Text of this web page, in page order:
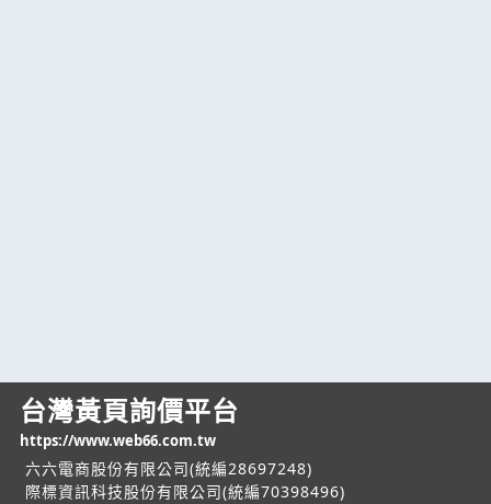
台灣黃頁詢價平台
https://www.web66.com.tw
六六電商股份有限公司(統編28697248)
際標資訊科技股份有限公司(統編70398496)